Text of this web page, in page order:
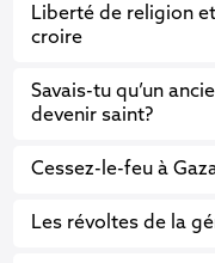
Liberté de religion
croire
Savais-tu qu’un
devenir saint?
Cessez-le-feu à
Les révoltes de la